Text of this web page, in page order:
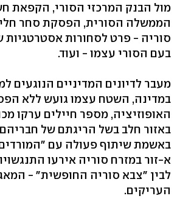
מול הבנק המרכזי הסורי, הקפאת
הממשלה הסורית, הפסקת סחר
סוריה - פרט לסחורות אסטרטגיות
בעם הסורי עצמו - ועוד.
מעבר לדיונים המדיניים הנוגעים
במדינה, השטח עצמו גועש ללא
האופוזיציה, מספר חיילים ערקו
באזור חלב בשל הריגתם של
באשמת שיתוף פעולה עם
א-זור במזרח סוריה אירעו
לבין "צבא סוריה החופשית" -
העריקים.